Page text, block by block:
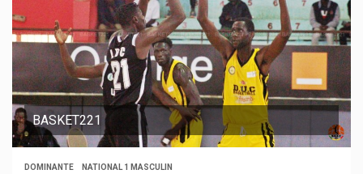
BASKET221
DOMINANTE NATIONAL 1 MASCULIN